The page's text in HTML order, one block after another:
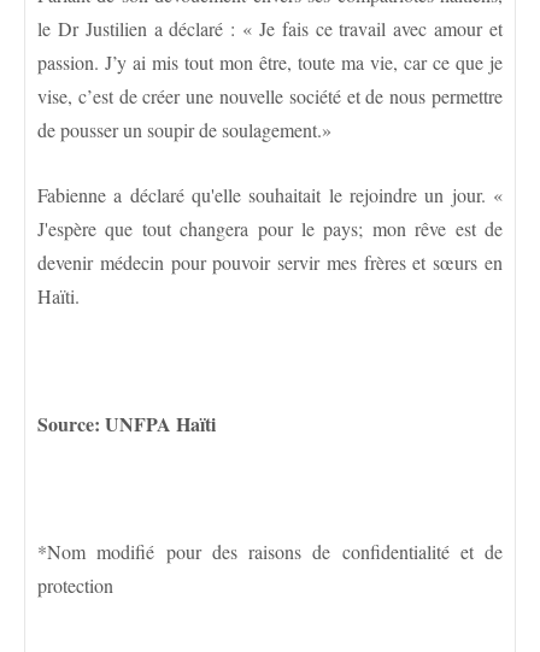
le Dr Justilien a déclaré : « Je fais ce travail avec amour et
passion. J’y ai mis tout mon être, toute ma vie, car ce que je
vise, c’est de créer une nouvelle société et de nous permettre
de pousser un soupir de soulagement.»
Fabienne a déclaré qu'elle souhaitait le rejoindre un jour. «
J'espère que tout changera pour le pays; mon rêve est de
devenir médecin pour pouvoir servir mes frères et sœurs en
Haïti.
Source: UNFPA Haïti
*Nom modifié pour des raisons de confidentialité et de
protection